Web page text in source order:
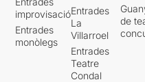
improvisació
Entrades
monòlegs
Entrades
La
Villarroel
Entrades
Teatre
Condal
de